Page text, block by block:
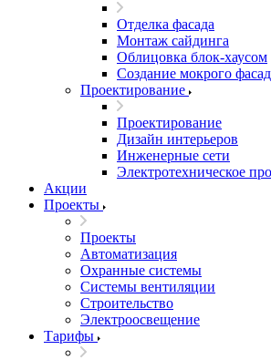
Отделка фасада
Монтаж сайдинга
Облицовка блок-хаусом
Создание мокрого
Проектирование
Проектирование
Дизайн интерьеров
Инженерные сети
Электротехническое
Акции
Проекты
Проекты
Автоматизация
Охранные системы
Системы вентиляции
Строительство
Электроосвещение
Тарифы